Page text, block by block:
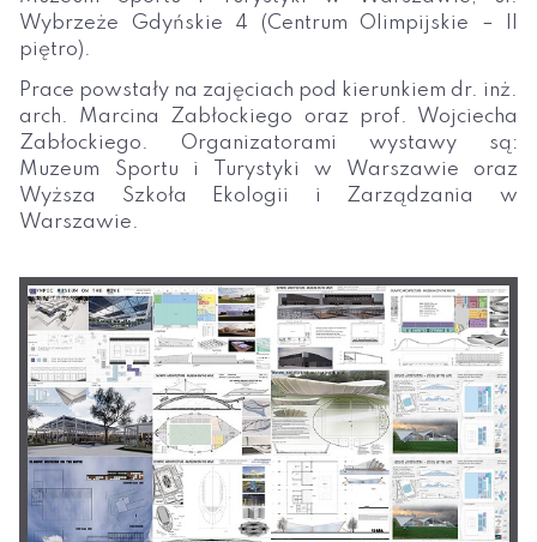
Wybrzeże Gdyńskie 4 (Centrum Olimpijskie – II
piętro).
Prace powstały na zajęciach pod kierunkiem dr. inż.
arch. Marcina Zabłockiego oraz prof. Wojciecha
Zabłockiego. Organizatorami wystawy są:
Muzeum Sportu i Turystyki w Warszawie oraz
Wyższa Szkoła Ekologii i Zarządzania w
Warszawie.